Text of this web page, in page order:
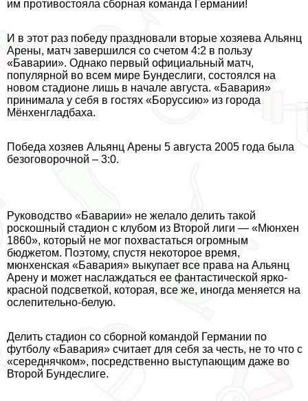
им противостояла сборная комaнда Германии!
И в этот раз победу праздновали вторые хозяева Альянц
Арены, матч завершился со счетом 4:2 в пользу
«Баварии». Однако первый официальный матч,
популярной во всем мире Бундеслиги, состоялся на
новом стадионе лишь в начале августа. «Бавария»
принимала у себя в гостях «Боруссию» из города
Мёнхенгладбаха.
Победа хозяев Альянц Арены 5 августа 2005 года была
безоговорочной – 3:0.
Руководство «Баварии» не желало делить такой
роскошный стадион с клубом из Второй лиги — «Мюнхен
1860», который не мог похвастаться огромным
бюджетом. Поэтому, спустя некоторое время,
мюнхенская «Бавария» выкупает все права на Альянц
Арену и может наслаждаться ее фантастической ярко-
красной подсветкой, которая, все же, иногда меняется на
ослепительно-белую.
Делить стадион со сборной комaндой Германии по
футболу «Бавария» считает для себя за честь, не то что с
«середнячком», посредственно выступающим даже во
Второй Бундеслиге.